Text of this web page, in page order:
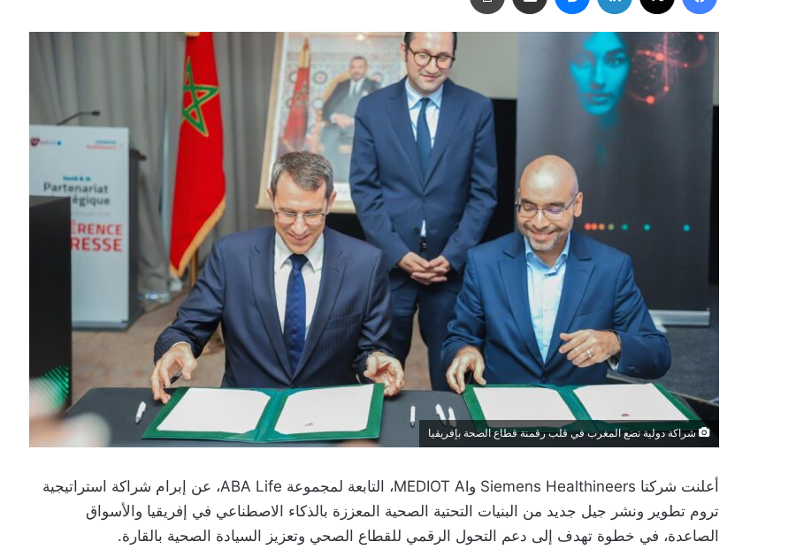
شراكة دولية تضع المغرب في قلب رقمنة قطاع الصحة بإفريقيا
أعلنت شركتا Siemens Healthineers وMEDIOT AI، التابعة لمجموعة ABA Life، عن إبرام شراكة استراتيجية
تروم تطوير ونشر جيل جديد من البنيات التحتية الصحية المعززة بالذكاء الاصطناعي في إفريقيا والأسواق
الصاعدة، في خطوة تهدف إلى دعم التحول الرقمي للقطاع الصحي وتعزيز السيادة الصحية بالقارة.